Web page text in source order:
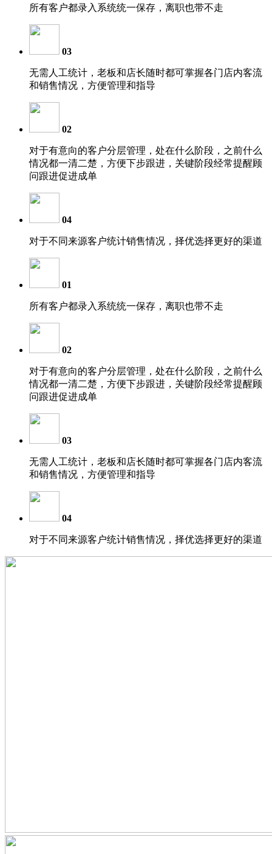
所有客户都录入系统统一保存，离职也带不走
03
无需人工统计，老板和店长随时都可掌握各门店内客流
和销售情况，方便管理和指导
02
对于有意向的客户分层管理，处在什么阶段，之前什么
情况都一清二楚，方便下步跟进，关键阶段经常提醒顾
问跟进促进成单
04
对于不同来源客户统计销售情况，择优选择更好的渠道
01
所有客户都录入系统统一保存，离职也带不走
02
对于有意向的客户分层管理，处在什么阶段，之前什么
情况都一清二楚，方便下步跟进，关键阶段经常提醒顾
问跟进促进成单
03
无需人工统计，老板和店长随时都可掌握各门店内客流
和销售情况，方便管理和指导
04
对于不同来源客户统计销售情况，择优选择更好的渠道